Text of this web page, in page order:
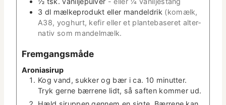
3 dl mælke­pro­dukt eller man­deldrik (komælk,
A38, yoghurt, kefir eller et plante­baseret alter­
na­tiv som mandelmælk.
Frem­gangsmåde
Aro­ni­asirup
Kog vand, sukker og bær i ca. 10 min­ut­ter.
Tryk gerne bær­rene lidt, så saften kom­mer ud.